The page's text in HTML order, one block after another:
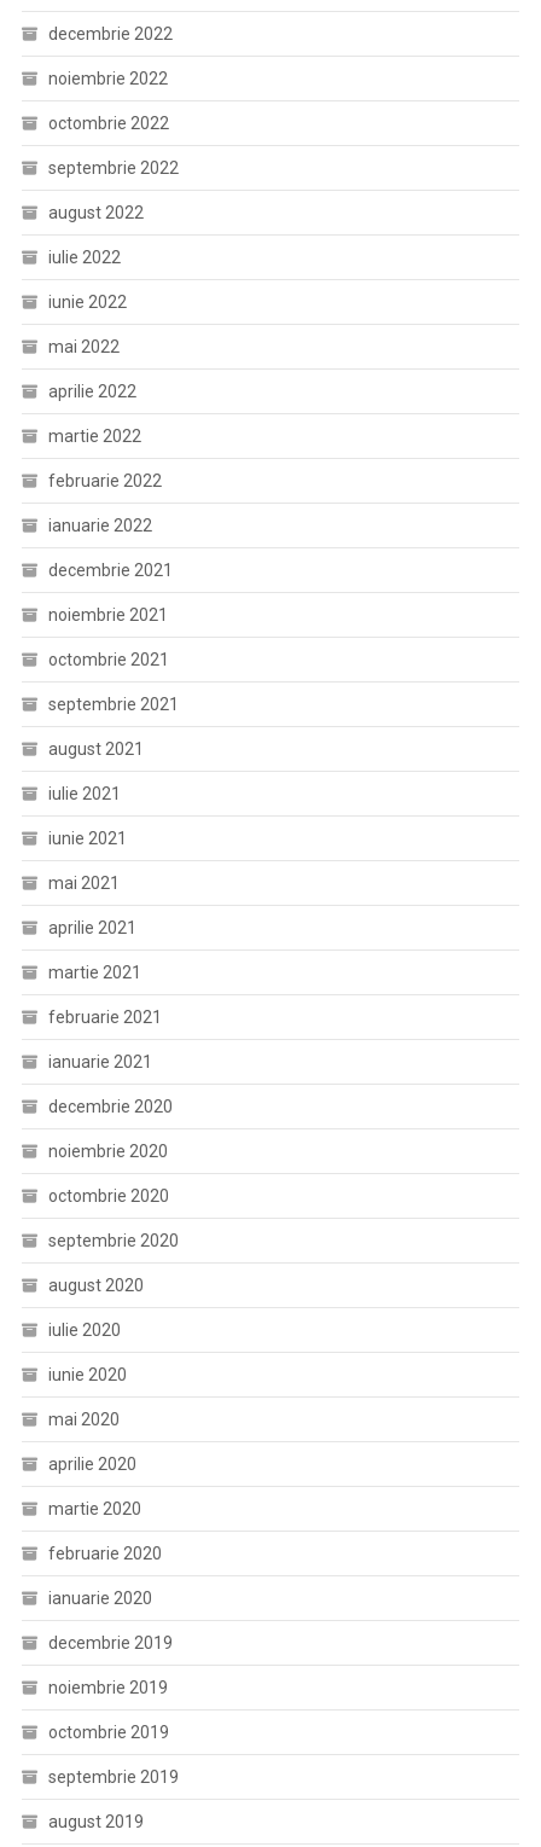
decembrie 2022
noiembrie 2022
octombrie 2022
septembrie 2022
august 2022
iulie 2022
iunie 2022
mai 2022
aprilie 2022
martie 2022
februarie 2022
ianuarie 2022
decembrie 2021
noiembrie 2021
octombrie 2021
septembrie 2021
august 2021
iulie 2021
iunie 2021
mai 2021
aprilie 2021
martie 2021
februarie 2021
ianuarie 2021
decembrie 2020
noiembrie 2020
octombrie 2020
septembrie 2020
august 2020
iulie 2020
iunie 2020
mai 2020
aprilie 2020
martie 2020
februarie 2020
ianuarie 2020
decembrie 2019
noiembrie 2019
octombrie 2019
septembrie 2019
august 2019